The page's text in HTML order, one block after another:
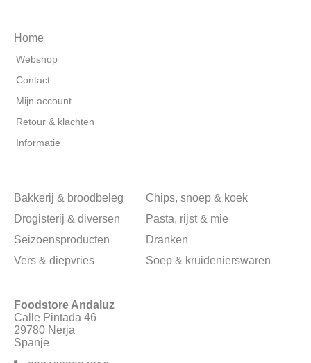
Home
Webshop
Contact
Mijn account
Retour & klachten
Informatie
Bakkerij & broodbeleg
Chips, snoep & koek
Drogisterij & diversen
Pasta, rijst & mie
Seizoensproducten
Dranken
Vers & diepvries
Soep & kruidenierswaren
Foodstore Andaluz
Calle Pintada 46
29780 Nerja
Spanje